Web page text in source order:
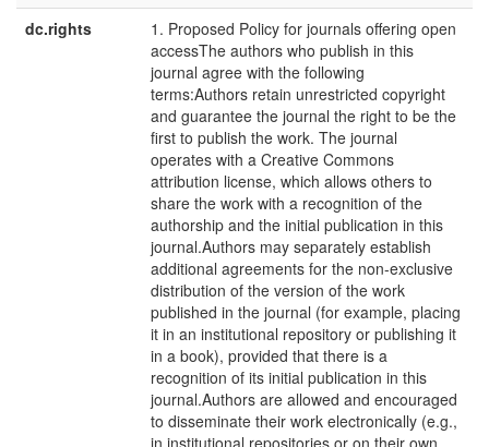
dc.rights
1. Proposed Policy for journals offering open
accessThe authors who publish in this
journal agree with the following
terms:Authors retain unrestricted copyright
and guarantee the journal the right to be the
first to publish the work. The journal
operates with a Creative Commons
attribution license, which allows others to
share the work with a recognition of the
authorship and the initial publication in this
journal.Authors may separately establish
additional agreements for the non-exclusive
distribution of the version of the work
published in the journal (for example, placing
it in an institutional repository or publishing it
in a book), provided that there is a
recognition of its initial publication in this
journal.Authors are allowed and encouraged
to disseminate their work electronically (e.g.,
in institutional repositories or on their own